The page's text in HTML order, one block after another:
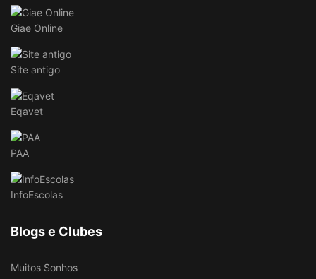
Giae Online
Site antigo
Eqavet
PAA
InfoEscolas
Blogs e Clubes
Muitos Sonhos